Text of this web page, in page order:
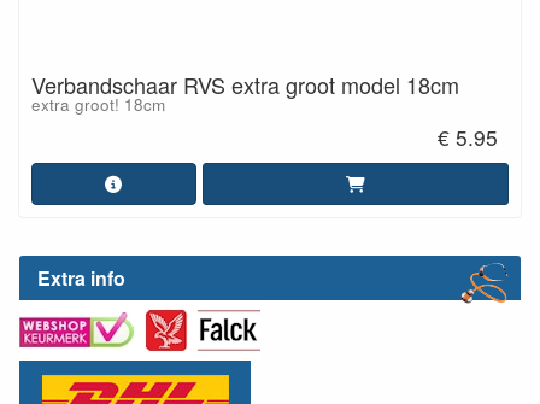
Extra info
Verbandschaar RVS extra groot model 18cm
extra groot! 18cm
€ 5.95